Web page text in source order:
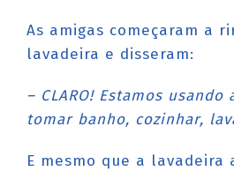
As amigas começaram a
lavadeira e disseram:
– CLARO! Estamos
tomar banho, cozinhar,
E mesmo que a